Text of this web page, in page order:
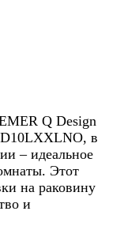
Q Design
в
– идеальное
Этот
на раковину
и